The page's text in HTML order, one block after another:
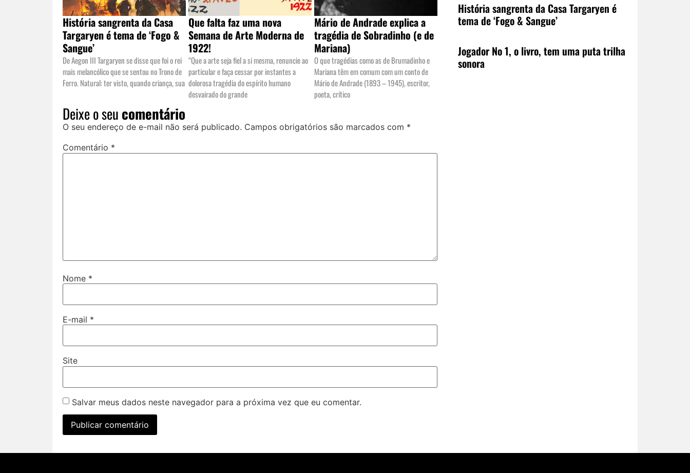
História sangrenta da Casa
Targaryen é tema de ‘Fogo &
Sangue’
De Aegon III Targaryen se disse que foi o rei
mais melancólico que se sentou no Trono de
Ferro. Natural: ter visto, quando criança, sua
Que falta faz uma nova
Semana de Arte Moderna de
1922!
“Que a arte seja fiel a si mesma, renuncie ao
particular e faça cessar por instantes a
dolorosa tragédia do espírito humano
desvairado do grande
Mário de Andrade explica a
tragédia de Sobradinho (e de
Mariana)
O que tragédias como as de Brumadinho e
Mariana têm em comum com um conto de
Mário de Andrade (1893 – 1945), escritor,
poeta, crítico
Deixe o seu comentário
O seu endereço de e-mail não será publicado. Campos obrigatórios são marcados com *
Comentário *
Nome *
E-mail *
Site
Salvar meus dados neste navegador para a próxima vez que eu comentar.
História sangrenta da Casa Targaryen é
tema de ‘Fogo & Sangue’
Jogador No 1, o livro, tem uma puta trilha
sonora